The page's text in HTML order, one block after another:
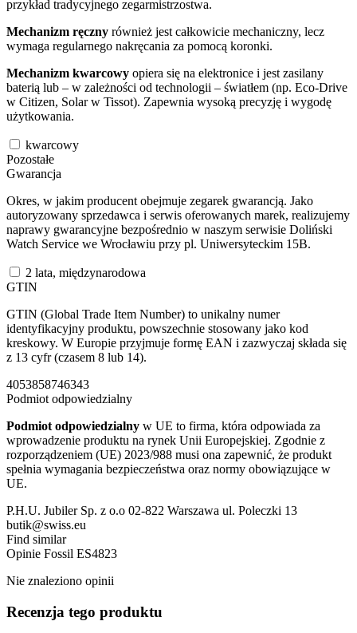
przykład tradycyjnego zegarmistrzostwa.
Mechanizm ręczny również jest całkowicie mechaniczny, lecz
wymaga regularnego nakręcania za pomocą koronki.
Mechanizm kwarcowy opiera się na elektronice i jest zasilany
baterią lub – w zależności od technologii – światłem (np. Eco-Drive
w Citizen, Solar w Tissot). Zapewnia wysoką precyzję i wygodę
użytkowania.
kwarcowy
Pozostałe
Gwarancja
Okres, w jakim producent obejmuje zegarek gwarancją. Jako
autoryzowany sprzedawca i serwis oferowanych marek, realizujemy
naprawy gwarancyjne bezpośrednio w naszym serwisie Doliński
Watch Service we Wrocławiu przy pl. Uniwersyteckim 15B.
2 lata, międzynarodowa
GTIN
GTIN (Global Trade Item Number) to unikalny numer
identyfikacyjny produktu, powszechnie stosowany jako kod
kreskowy. W Europie przyjmuje formę EAN i zazwyczaj składa się
z 13 cyfr (czasem 8 lub 14).
4053858746343
Podmiot odpowiedzialny
Podmiot odpowiedzialny w UE to firma, która odpowiada za
wprowadzenie produktu na rynek Unii Europejskiej. Zgodnie z
rozporządzeniem (UE) 2023/988 musi ona zapewnić, że produkt
spełnia wymagania bezpieczeństwa oraz normy obowiązujące w
UE.
P.H.U. Jubiler Sp. z o.o 02-822 Warszawa ul. Poleczki 13
butik@swiss.eu
Find similar
Opinie Fossil ES4823
Nie znaleziono opinii
Recenzja tego produktu